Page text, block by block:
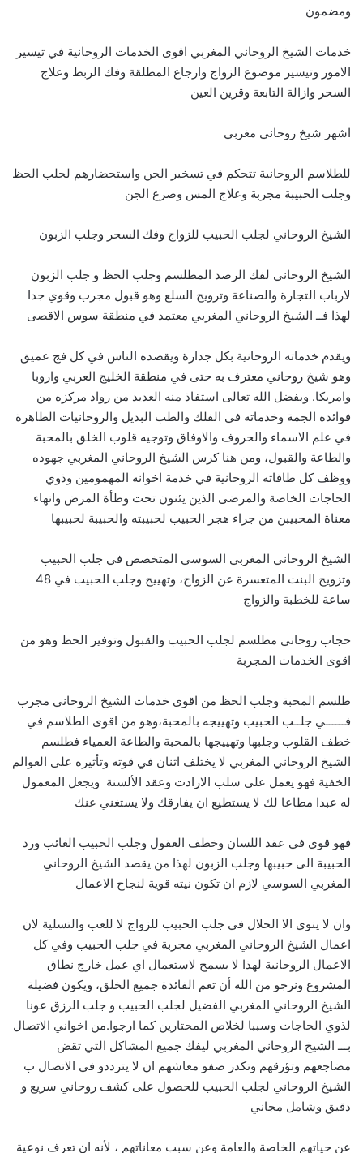
ومضمون
خدمات الشيخ الروحاني المغربي اقوى الخدمات الروحانية في تيسير
الامور وتيسير موضوع الزواج وارجاع المطلقة وفك الربط وعلاج
السحر وازالة التابعة وقرين العين
اشهر شيخ روحاني مغربي
للطلاسم الروحانية تتحكم في تسخير الجن واستحضارهم لجلب الحظ
وجلب الحبيبة مجربة وعلاج المس وصرع الجن
الشيخ الروحاني لجلب الحبيب للزواج وفك السحر وجلب الزبون
الشيخ الروحاني لفك الرصد المطلسم وجلب الحظ و جلب الزبون
لارباب التجارة والصناعة وترويج السلع وهو قبول مجرب وقوي جدا
لهذا فــ الشيخ الروحاني المغربي معتمد في منطقة سوس الاقصى
ويقدم خدماته الروحانية بكل جدارة ويقصده الناس في كل فج عميق
وهو شيخ روحاني معترف به حتى في منطقة الخليج العربي واروبا
وامريكا. وبفضل الله تعالى استفاذ منه العديد من رواد مركزه من
فوائده الجمة وخدماته في الفلك والطب البديل والروحانيات الطاهرة
في علم الاسماء والحروف والاوفاق وتوجيه قلوب الخلق بالمحبة
والطاعة والقبول، ومن هنا كرس الشيخ الروحاني المغربي جهوده
ووظف كل طاقاته الروحانية في خدمة اخوانه المهمومين وذوي
الحاجات الخاصة والمرضى الذين يئنون تحت وطأة المرض وانهاء
معناة المحبيبن من جراء هجر الحبيب لحبيبته والحبيبة لحبيبها
الشيخ الروحاني المغربي السوسي المتخصص في جلب الحبيب
وتزويج البنت المتعسرة عن الزواج، وتهييج وجلب الحبيب في 48
ساعة للخطبة والزواج
حجاب روحاني مطلسم لجلب الحبيب والقبول وتوفير الحظ وهو من
اقوى الخدمات المجربة
طلسم المحبة وجلب الحظ من اقوى خدمات الشيخ الروحاني مجرب
فــــــي جلــب الحبيب وتهييجه بالمحبة،وهو من اقوى الطلاسم في
خطف القلوب وجلبها وتهييجها بالمحبة والطاعة العمياء فطلسم
الشيخ الروحاني المغربي لا يختلف اثنان في قوته وتأثيره على العوالم
الخفية فهو يعمل على سلب الارادت وعقد الألسنة ويجعل المعمول
له عبدا مطاعا لك لا يستطيع ان يفارقك ولا يستغني عنك
فهو قوي في عقد اللسان وخطف العقول وجلب الحبيب الغائب ورد
الحبيبة الى حبيبها وجلب الزبون لهذا من يقصد الشيخ الروحاني
المغربي السوسي لازم ان تكون نيته قوية لنجاح الاعمال
وان لا ينوي الا الحلال في جلب الحبيب للزواج لا للعب والتسلية لان
اعمال الشيخ الروحاني المغربي مجربة في جلب الحبيب وفي كل
الاعمال الروحانية لهذا لا يسمح لاستعمال اي عمل خارج نطاق
المشروع ونرجو من الله أن تعم الفائدة جميع الخلق، ويكون فضيلة
الشيخ الروحاني المغربي الفضيل لجلب الحبيب و جلب الرزق عونا
لذوي الحاجات وسببا لخلاص المحتارين كما ارجوا.من اخواني الاتصال
بـــ الشيخ الروحاني المغربي ليفك جميع المشاكل التي تقض
مضاجعهم وتؤرقهم وتكدر صفو معاشهم ان لا يترددو في الاتصال ب
الشيخ الروحاني لجلب الحبيب للحصول على كشف روحاني سريع و
دقيق وشامل مجاني
عن حياتهم الخاصة والعامة وعن سبب معاناتهم ، لأنه ان تعرف نوعية